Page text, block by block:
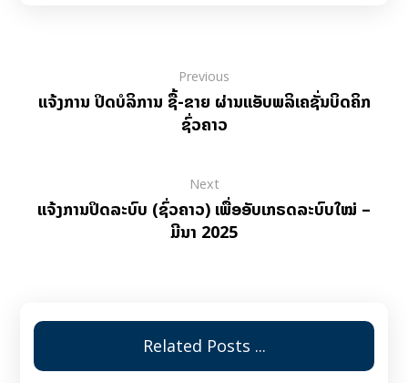
Previous
ແຈ້ງການ ປິດບໍລິການ ຊື້-ຂາຍ ຜ່ານແອັບພລິເຄຊັ່ນບິດຄິກ
ຊົ່ວຄາວ
Next
ແຈ້ງການປິດລະບົບ (ຊົ່ວຄາວ) ເພື່ອອັບເກຣດລະບົບໃໝ່ –
ມີນາ 2025
Related Posts ...